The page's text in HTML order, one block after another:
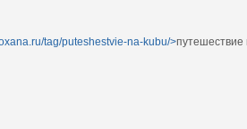
tag/puteshestvie-na-kubu/>путешествие